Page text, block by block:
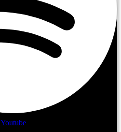
Youtube